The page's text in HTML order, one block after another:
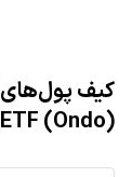
ETF (Ondo)